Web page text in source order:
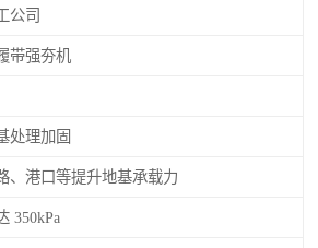
公司
带强夯机
处理加固
、港口等提升地基承载力
350kPa